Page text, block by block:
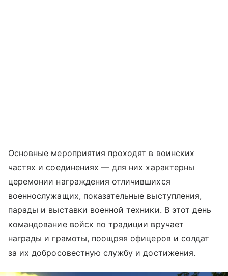
Основные мероприятия проходят в воинских
частях и соединениях — для них характерны
церемонии награждения отличившихся
военнослужащих, показательные выступления,
парады и выставки военной техники. В этот день
командование войск по традиции вручает
награды и грамоты, поощряя офицеров и солдат
за их добросовестную службу и достижения.